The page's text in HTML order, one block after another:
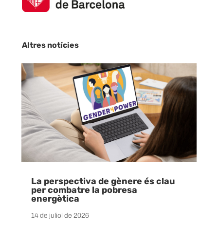
Altres notícies
La perspectiva de gènere és clau
per combatre la pobresa
energètica
14 de juliol de 2026